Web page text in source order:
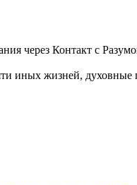
через Контакт с
жизней, духовные